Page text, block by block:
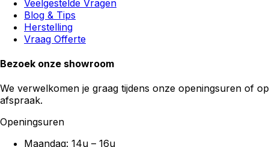
Veelgestelde Vragen
Blog & Tips
Herstelling
Vraag Offerte
Bezoek onze showroom
We verwelkomen je graag tijdens onze openingsuren of op
afspraak.
Openingsuren
Maandag: 14u – 16u